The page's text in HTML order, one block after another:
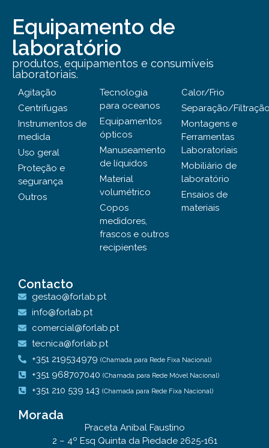
Equipamento de
laboratório
produtos, equipamentos e consumíveis
laboratoriais.
Agitação
Centrífugas
Instrumentos de
medida
Uso geral
Proteção e
segurança
Outros
Tecnologia
para oceanos
Equipamentos
ópticos
Manuseamento
de líquidos
Material
volumétrico
Copos
medidores,
frascos e outros
recipientes
Calor/Frio
Separação/
Montagens e
Ferramentas
Laboratoriais
Mobiliário de
laboratório
Ensaios de
materiais
Contacto
gestao@forlab.pt
info@forlab.pt
comercial@forlab.pt
tecnica@forlab.pt
+351 219534979 (Chamada para Rede Fixa Nacional)
+351 968707040 (Chamada para Rede Móvel Nacional)
+351 210 539 143 (Chamada para Rede Fixa Nacional)
Morada
Praceta Anibal Faustino
2 – 4º Esq Quinta da Piedade 2625-161